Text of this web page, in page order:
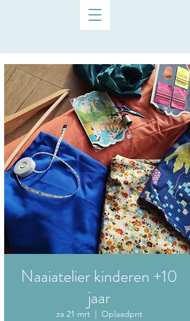
Naaiatelier kinderen +10
jaar
za 21 mrt
  |
Oplaadpnt